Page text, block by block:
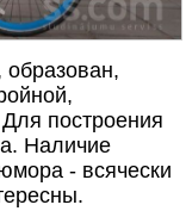
построения
Наличие
- всячески